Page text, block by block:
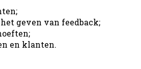
geven van feedback;
en klanten.